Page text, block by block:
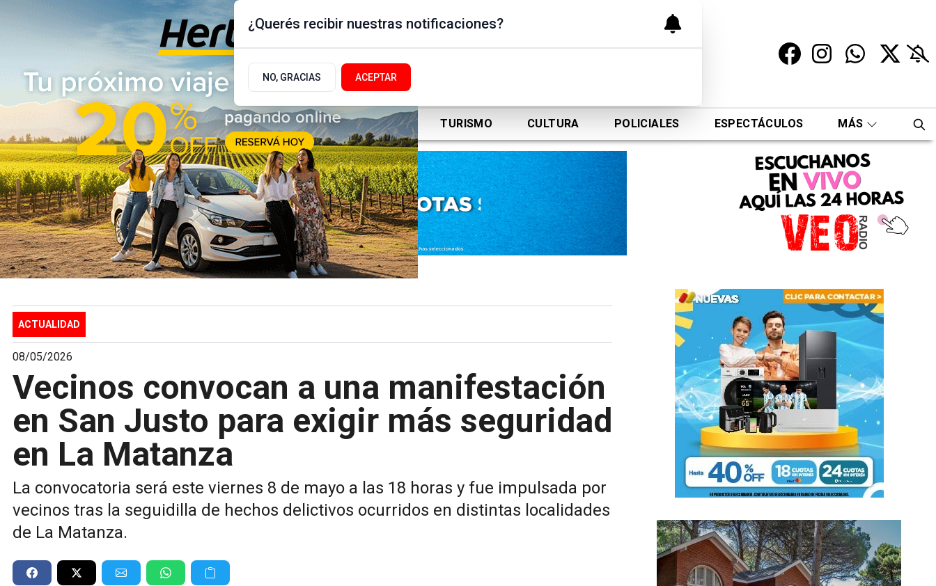
Miércoles 5 de Agosto de 2026
17.9ºc | Buenos Aires, AR
ÚLTIMAS NOTICIAS ACTUALIDAD POLÍTICA DEPORTES TURISMO CULTURA POLICIALES ESPECTÁCULOS MÁS
ACTUALIDAD
08/05/2026
Vecinos convocan a una manifestación
en San Justo para exigir más seguridad
en La Matanza
La convocatoria será este viernes 8 de mayo a las 18 horas y fue impulsada por
vecinos tras la seguidilla de hechos delictivos ocurridos en distintas localidades
de La Matanza.
¿Querés recibir nuestras notificaciones?
NO, GRACIAS ACEPTAR